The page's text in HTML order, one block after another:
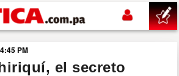
PM
el secreto